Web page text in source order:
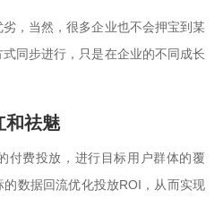
，当然，很多企业也不会押宝到某
同步进行，只是在企业的不同成长
和祛魅
付费投放，进行目标用户群体的覆
数据回流优化投放ROI，从而实现